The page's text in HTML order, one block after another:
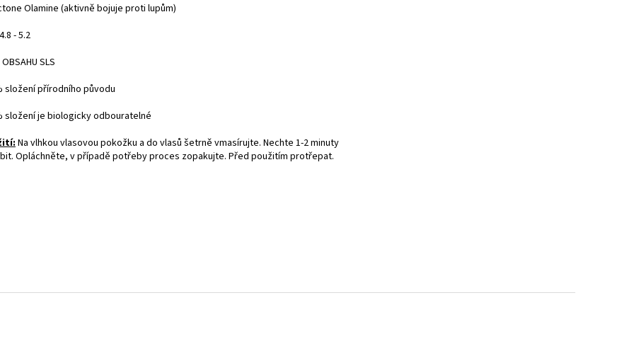
Olamine (aktivně bojuje proti lupům)
- 5.2
SLS
složení přírodního původu
složení je biologicky odbouratelné
Na vlhkou vlasovou pokožku a do vlasů šetrně vmasírujte. Nechte 1-2 minuty
Opláchněte, v případě potřeby proces zopakujte. Před použitím protřepat.